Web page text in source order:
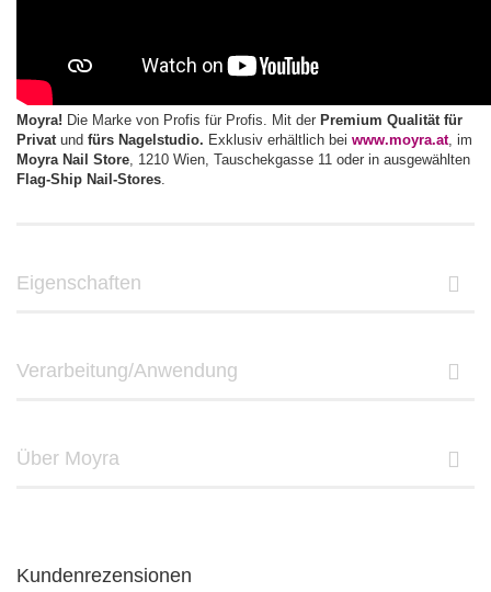
Moyra! Die Marke von Profis für Profis. Mit der Premium Qualität für
Privat und fürs Nagelstudio. Exklusiv erhältlich bei www.moyra.at, im
Moyra Nail Store , 1210 Wien, Tauschekgasse 11 oder in ausgewählten
Flag-Ship Nail-Stores
Eigenschaften
Verarbeitung/Anwendung
Über Moyra
Kundenrezensionen